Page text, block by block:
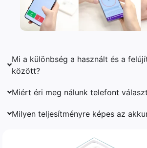
Mi a különbség a használt és a
között?
Miért éri meg nálunk telefont
Milyen teljesítményre képes az